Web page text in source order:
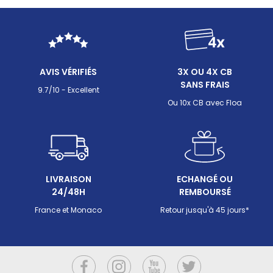
poudre/liquide et les précautions d'emploi, maîtriser
le pH moins demande méthode et rigueur. Ce guide
détaille tout ce qu'il faut savoir pour corriger
déséquilibrer l'eau de votre piscine.
AVIS VÉRIFIÉS
9.7/10 - Excellent
3X OU 4X CB
SANS FRAIS
Ou 10x CB avec Floa
LIVRAISON
24/48H
France et Monaco
ECHANGÉ OU
REMBOURSÉ
Retour jusqu'à 45 jours*